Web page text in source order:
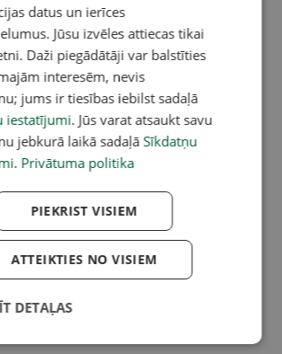
datus un ierīces
Jūsu izvēles attiecas tikai
Daži piegādātāji var balstīties
interesēm, nevis
jums ir tiesības iebilst sadaļā
iestatījumi. Jūs varat atsaukt savu
jebkurā laikā sadaļā Sīkdatņu
. Privātuma politika
PIEKRIST VISIEM
ATTEIKTIES NO VISIEM
DETAĻAS